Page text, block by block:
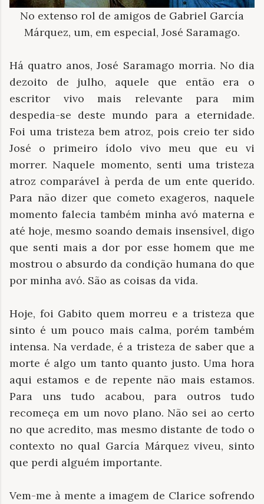
No extenso rol de amigos de Gabriel García
Márquez, um, em especial, José Saramago.
Há quatro anos, José Saramago morria. No dia
dezoito de julho, aquele que então era o
escritor vivo mais relevante para mim
despedia-se deste mundo para a eternidade.
Foi uma tristeza bem atroz, pois creio ter sido
José o primeiro ídolo vivo meu que eu vi
morrer. Naquele momento, senti uma tristeza
atroz comparável à perda de um ente querido.
Para não dizer que cometo exageros, naquele
momento falecia também minha avó materna e
até hoje, mesmo soando demais insensível, digo
que senti mais a dor por esse homem que me
mostrou o absurdo da condição humana do que
por minha avó. São as coisas da vida.
Hoje, foi Gabito quem morreu e a tristeza que
sinto é um pouco mais calma, porém também
intensa. Na verdade, é a tristeza de saber que a
morte é algo um tanto quanto justo. Uma hora
aqui estamos e de repente não mais estamos.
Para uns tudo acabou, para outros tudo
recomeça em um novo plano. Não sei ao certo
no que acredito, mas mesmo distante de todo o
contexto no qual García Márquez viveu, sinto
que perdi alguém importante.
Vem-me à mente a imagem de Clarice sofrendo